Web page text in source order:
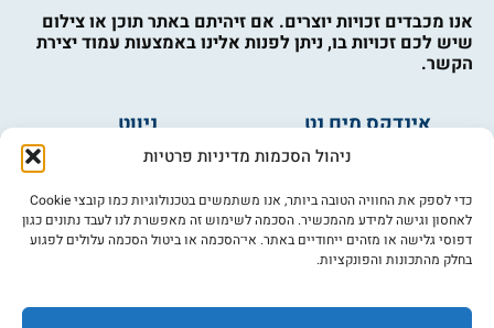
ניהול הסכמות מדיניות פרטיות
כדי לספק את החוויה הטובה ביותר, אנו משתמשים בטכנולוגיות כמו קובצי Cookie
לאחסון וגישה למידע מהמכשיר. הסכמה לשימוש זה מאפשרת לנו לעבד נתונים כגון
דפוסי גלישה או מזהים ייחודיים באתר. אי־הסכמה או ביטול הסכמה עלולים לפגוע
בחלק מהתכונות והפונקציות.
אנו מכבדים זכויות יוצרים. אם זיהיתם באתר תוכן או צילום
שיש לכם זכויות בו, ניתן לפנות אלינו באמצעות עמוד יצירת
הקשר.
אינדקס מים נט
מים ובריאות
פורום מים
ניווט
אינדקס עסקים
צרו קשר
מי אנחנו